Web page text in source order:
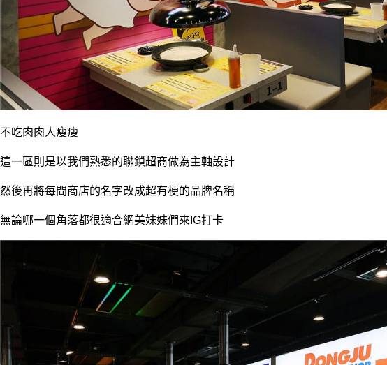
不吃肉肉人瘦瘦
這一區則是以我們熟悉的聯鎖超商做為主軸設計
然後再將每間商店的名字改成超有梗的品牌名稱
無論哪一個角落都很適合網美妹妹們來IG打卡